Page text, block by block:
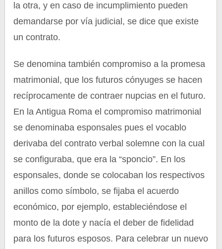
la otra, y en caso de incumplimiento pueden
demandarse por vía judicial, se dice que existe
un contrato.
Se denomina también compromiso a la promesa
matrimonial, que los futuros cónyuges se hacen
recíprocamente de contraer nupcias en el futuro.
En la Antigua Roma el compromiso matrimonial
se denominaba esponsales pues el vocablo
derivaba del contrato verbal solemne con la cual
se configuraba, que era la “sponcio”. En los
esponsales, donde se colocaban los respectivos
anillos como símbolo, se fijaba el acuerdo
económico, por ejemplo, estableciéndose el
monto de la dote y nacía el deber de fidelidad
para los futuros esposos. Para celebrar un nuevo